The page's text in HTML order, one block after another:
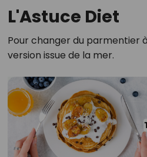
L'Astuce Diet
Pour changer du parmentier
version issue de la mer.